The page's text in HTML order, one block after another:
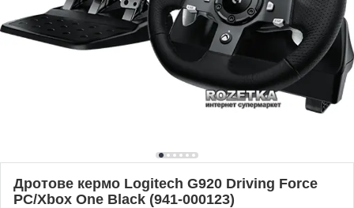
Дротове кepмo Logitech G920 Driving Force
PC/Xbox One Black (941-000123)